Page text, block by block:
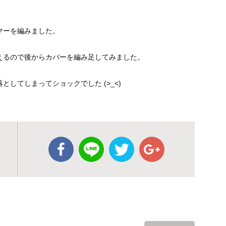
を編みました。
ので後からカバーを編み足してみました。
してしまってショックでした (>_<)